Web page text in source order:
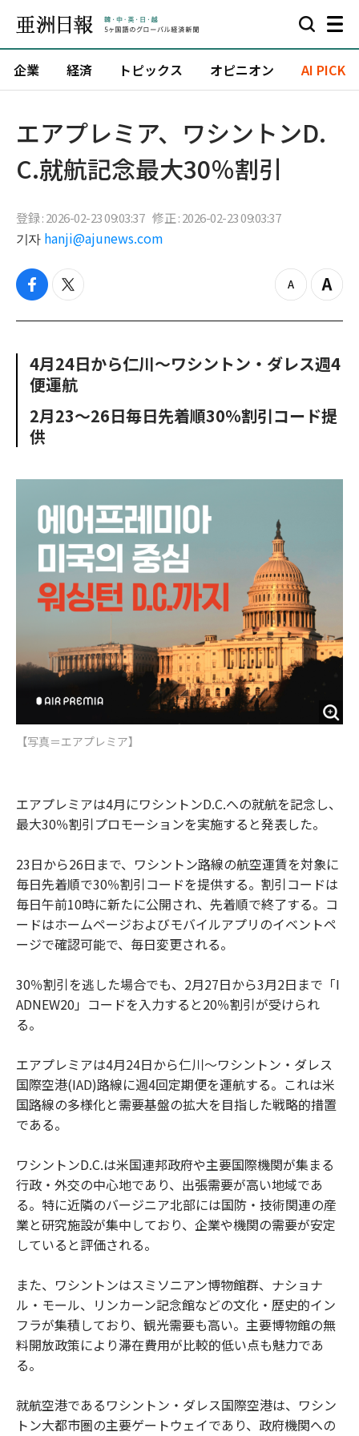
企業 経済 トピックス オピニオン AI PICK
エアプレミア、ワシントンD.
C.就航記念最大30％割引
登録 : 2026-02-23 09:03:37 修正 : 2026-02-23 09:03:37
기자 hanji@ajunews.com
f
c
o
o
k
t
i
e
r
z
o
u
Z
o
n
4月24日から仁川〜ワシントン・ダレス週4
便運航
2月23〜26日毎日先着順30％割引コード提
供
【写真＝エアプレミア】
エアプレミアは4月にワシントンD.C.への就航を記念し、
最大30％割引プロモーションを実施すると発表した。
23日から26日まで、ワシントン路線の航空運賃を対象に
毎日先着順で30％割引コードを提供する。割引コードは
毎日午前10時に新たに公開され、先着順で終了する。コ
ードはホームページおよびモバイルアプリのイベントペ
ージで確認可能で、毎日変更される。
30％割引を逃した場合でも、2月27日から3月2日まで「I
ADNEW20」コードを入力すると20％割引が受けられ
る。
エアプレミアは4月24日から仁川〜ワシントン・ダレス
国際空港(IAD)路線に週4回定期便を運航する。これは米
国路線の多様化と需要基盤の拡大を目指した戦略的措置
である。
ワシントンD.C.は米国連邦政府や主要国際機関が集まる
行政・外交の中心地であり、出張需要が高い地域であ
る。特に近隣のバージニア北部には国防・技術関連の産
業と研究施設が集中しており、企業や機関の需要が安定
していると評価される。
また、ワシントンはスミソニアン博物館群、ナショナ
ル・モール、リンカーン記念館などの文化・歴史的イン
フラが集積しており、観光需要も高い。主要博物館の無
料開放政策により滞在費用が比較的低い点も魅力であ
る。
就航空港であるワシントン・ダレス国際空港は、ワシン
トン大都市圏の主要ゲートウェイであり、政府機関への